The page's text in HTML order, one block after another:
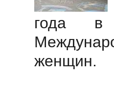
года в
женщин.